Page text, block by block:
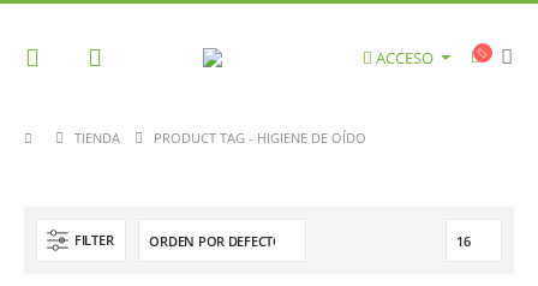
ACCESO
TIENDA PRODUCT TAG - HIGIENE DE OÍDO
FILTER